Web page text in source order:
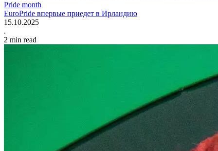
Pride month
EuroPride впервые приедет в Ирландию
15.10.2025
.
2 min read